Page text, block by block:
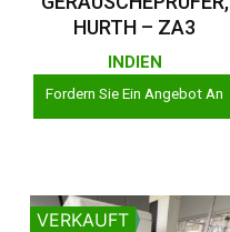
HURTH – ZA3
INDIEN
Fordern Sie Ein Angebot An
VERKAUFT